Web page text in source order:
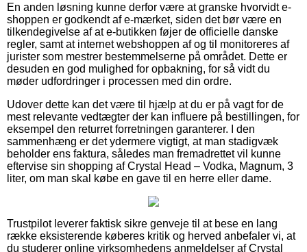
En anden løsning kunne derfor være at granske hvorvidt e-
shoppen er godkendt af e-mærket, siden det bør være en
tilkendegivelse af at e-butikken føjer de officielle danske
regler, samt at internet webshoppen af og til monitoreres af
jurister som mestrer bestemmelserne på området. Dette er
desuden en god mulighed for opbakning, for så vidt du
møder udfordringer i processen med din ordre.
Udover dette kan det være til hjælp at du er på vagt for de
mest relevante vedtægter der kan influere på bestillingen, for
eksempel den returret forretningen garanterer. I den
sammenhæng er det ydermere vigtigt, at man stadigvæk
beholder ens faktura, således man fremadrettet vil kunne
eftervise sin shopping af Crystal Head – Vodka, Magnum, 3
liter, om man skal købe en gave til en herre eller dame.
Trustpilot leverer faktisk sikre genveje til at bese en lang
række eksisterende køberes kritik og herved anbefaler vi, at
du studerer online virksomhedens anmeldelser af Crystal